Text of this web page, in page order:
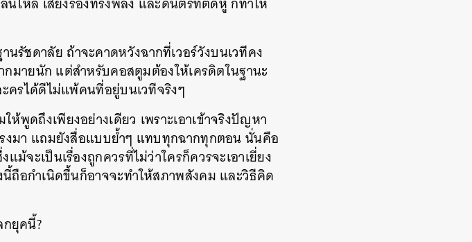
รัชดาลัย ถ้าจะคาดหวังฉากที่เวอร์วังบนเวทีคง
กมายนัก แต่สำหรับคอสตูมต้องให้เครดิตในฐานะ
ครได้ดีไม่แพ้คนที่อยู่บนเวทีจริงๆ
พูดถึงเพียงอย่างเดียว เพราะเอาเข้าจริงปัญหา
งมา แถมยังสื่อแบบย้ำๆ แทบทุกฉากทุกตอน นั่นคือ
จะเป็นเรื่องถูกควรที่ไม่ว่าใครก็ควรจะเอาเยี่ยง
ถือกำเนิดขึ้นก็อาจจะทำให้สภาพสังคม และวิธีคิด
ยุคนี้?
LINE EMAIL